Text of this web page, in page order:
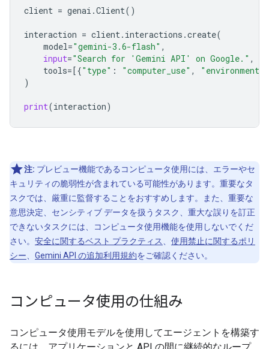
client = genai .Client()
interaction = client. interactions .create(
model="gemini-3.6-flash" ,
input="Search for 'Gemini API' on Google." ,
tools=[{"type" : "computer_use" , "environment"
)
print(interaction)
注: プレビュー機能であるコンピュータ使用には、エラーやセ
キュリティの脆弱性が含まれている可能性があります。重要なタ
スクでは、厳重に監督することをおすすめします。また、重要な
意思決定、センシティブ データを扱うタスク、重大な誤りを訂正
できないタスクには、コンピュータ使用機能を使用しないでくだ
さい。 安全に関するベスト プラクティス
使用禁止に関するポリ
シー
Gemini API の追加利用規約をご確認ください。
コンピュータ使用の仕組み
コンピュータ使用モデルを使用してエージェントを構築す